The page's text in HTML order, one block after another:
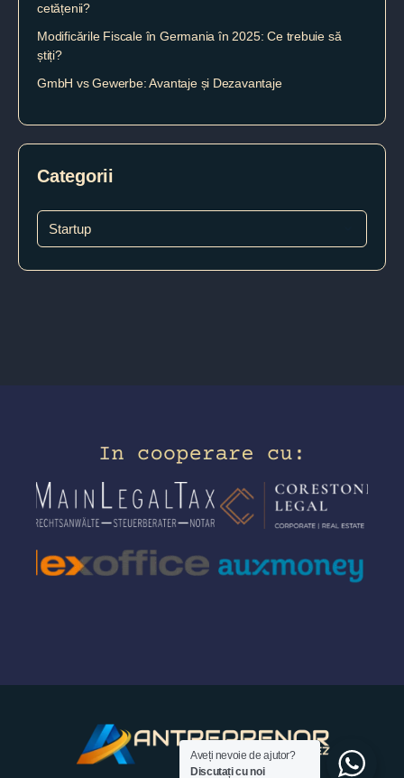
cetățenii?
Modificările Fiscale în Germania în 2025: Ce trebuie să
știți?
GmbH vs Gewerbe: Avantaje și Dezavantaje
Categorii
Aveți nevoie de ajutor?
Discutați cu noi